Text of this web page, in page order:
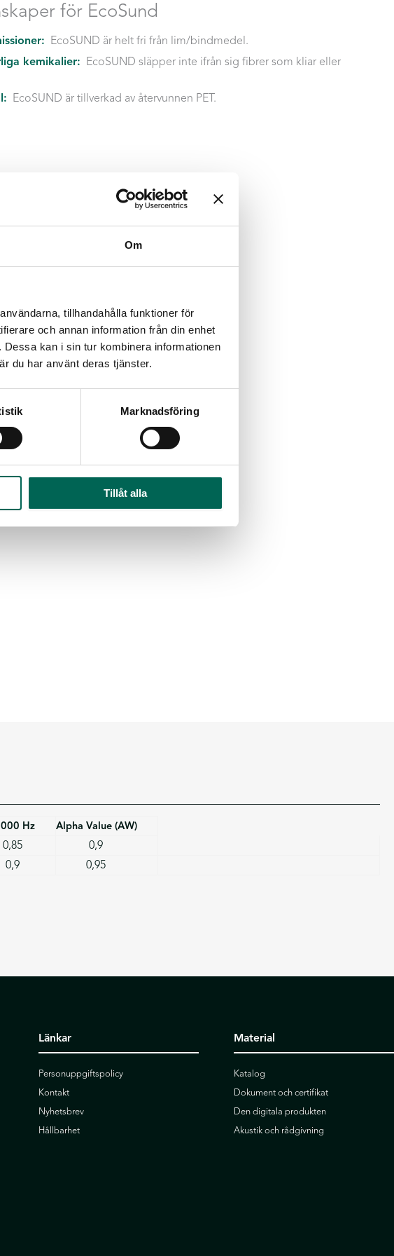
Om
tillhandahålla funktioner för
och annan information från din enhet
kan i sin tur kombinera informationen
du har använt deras tjänster.
Marknadsföring
Tillåt alla
för EcoSund
EcoSUND är helt fri från lim/bindmedel.
kemikalier: EcoSUND släpper inte ifrån sig fibrer som kliar eller
EcoSUND är tillverkad av återvunnen PET.
Hz Alpha Value (AW)
0,85
0,9
0,9 0,95
Länkar
Personuppgiftspolicy
Kontakt
Nyhetsbrev
Hållbarhet
Material
Katalog
Dokument och certifikat
Den digitala produkten
Akustik och rådgivning